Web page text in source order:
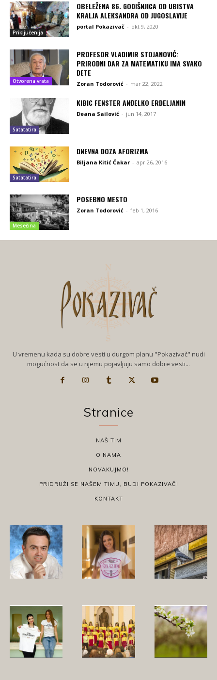
Priključenija
OBELEŽENA 86. GODIŠNJICA OD UBISTVA
KRALJA ALEKSANDRA OD JUGOSLAVIJE
portal Pokazivač - okt 9, 2020
Otvorena vrata
PROFESOR VLADIMIR STOJANOVIĆ:
PRIRODNI DAR ZA MATEMATIKU IMA SVAKO
DETE
Zoran Todorović - mar 22, 2022
Satatatira
KIBIC FENSTER ANĐELKO ERDELJANIN
Deana Sailović - jun 14, 2017
Satatatira
DNEVNA DOZA AFORIZMA
Biljana Kitić Čakar - apr 26, 2016
Mesečina
POSEBNO MESTO
Zoran Todorović - feb 1, 2016
U vremenu kada su dobre vesti u durgom planu "Pokazivač" nudi
mogućnost da se u njemu pojavljuju samo dobre vesti...
Stranice
NAŠ TIM
O NAMA
NOVAKUJMO!
PRIDRUŽI SE NAŠEM TIMU, BUDI POKAZIVAČ!
KONTAKT